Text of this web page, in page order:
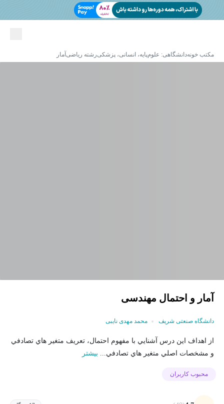
مکتب خونهدانشگاهی: علوم‌پایه، انسانی، پزشکیرشته ریاضی آمار
آمار و احتمال مهندسی
دانشگاه صنعتی شریف محمد مهدی نایبی
از اهداف این درس آشنايي با مفهوم احتمال، تعريف متغير هاي تصادفي
و مشخصات اصلي متغير هاي تصادفي... بیشتر
محبوب کاربران